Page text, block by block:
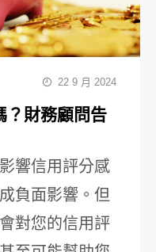
22 9 月 2024
？財務顧問告
響信用評分感
負面影響。但
對您的信用評